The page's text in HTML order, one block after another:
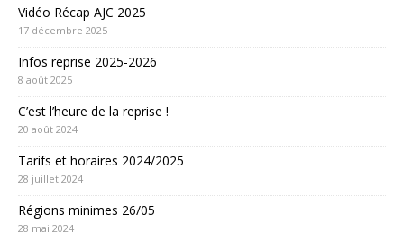
Vidéo Récap AJC 2025
17 décembre 2025
Infos reprise 2025-2026
8 août 2025
C’est l’heure de la reprise !
20 août 2024
Tarifs et horaires 2024/2025
28 juillet 2024
Régions minimes 26/05
28 mai 2024